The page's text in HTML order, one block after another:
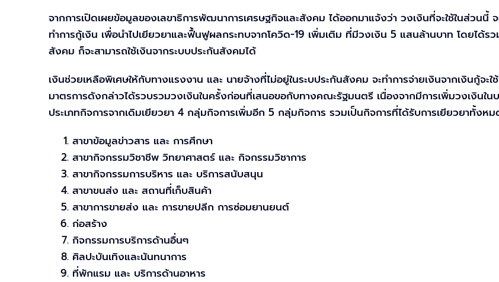
จากการเปิดเผยข้อมูลของเลขาธิการพัฒนาการเศรษฐกิจและสังคม ได้ออกมาแจ้งว่า วงเงินที่จะใช้ในส่วนนี้
ทำการกู้เงิน เพื่อนำไปเยียวยาและฟื้นฟูผลกระทบจากโควิด-19 เพิ่มเติม ที่มีวงเงิน 5 แสนล้านบาท โดยได้ร
สังคม ก็จะสามารถใช้เงินจากระบบประกันสังคมได้
เงินช่วยเหลือพิเศษให้กับทางแรงงาน และ นายจ้างที่ไม่อยู่ในระบประกันสังคม จะทำการจ่ายเงินจากเงินกู้จ
มาตรการดังกล่าวได้รวบรวมวงเงินในครั้งก่อนที่เสนอขอกับทางคณะรัฐมนตรี เนื่องจากมีการเพิ่มวงเงินใ
ประเภทกิจการจากเดิมเยียวยา 4 กลุ่มกิจการเพิ่มอีก 5 กลุ่มกิจการ รวมเป็นกิจการที่ได้รับการเยียวยาทั้ง
สาขาข้อมูลข่าวสาร และ การศึกษา
สาขากิจกรรมวิชาชีพ วิทยาศาสตร์ และ กิจกรรมวิชาการ
สาขากิจกรรมการบริหาร และ บริการสนับสนุน
สาขาขนส่ง และ สถานที่เก็บสินค้า
สาขาการขายส่ง และ การขายปลีก การซ่อมยานยนต์
ก่อสร้าง
กิจกรรมการบริการด้านอื่นๆ
ศิลปะบันเทิงและนันทนาการ
ที่พักแรม และ บริการด้านอาหาร